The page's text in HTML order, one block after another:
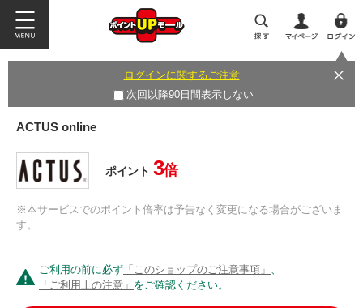
ログインに関するご注意
次回以降90日間表示しない
ACTUS online
ポイント 3倍
※本サービスでのポイント倍率は予告なく変更になる場合がございま
す。
ご利用の前に必ず 「このショップのご注意事項」 、
「ご利用上の注意」 をご確認ください。